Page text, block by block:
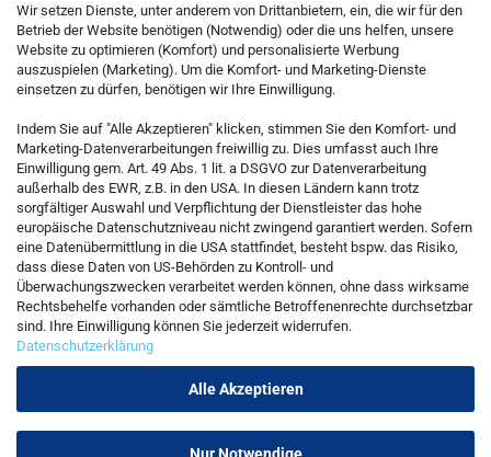
Wir setzen Dienste, unter anderem von Drittanbietern, ein, die wir für den
Betrieb der Website benötigen (Notwendig) oder die uns helfen, unsere
Website zu optimieren (Komfort) und personalisierte Werbung
auszuspielen (Marketing). Um die Komfort- und Marketing-Dienste
einsetzen zu dürfen, benötigen wir Ihre Einwilligung.
Indem Sie auf "Alle Akzeptieren" klicken, stimmen Sie den Komfort- und
Marketing-Datenverarbeitungen freiwillig zu. Dies umfasst auch Ihre
Einwilligung gem. Art. 49 Abs. 1 lit. a DSGVO zur Datenverarbeitung
außerhalb des EWR, z.B. in den USA. In diesen Ländern kann trotz
sorgfältiger Auswahl und Verpflichtung der Dienstleister das hohe
europäische Datenschutzniveau nicht zwingend garantiert werden. Sofern
eine Datenübermittlung in die USA stattfindet, besteht bspw. das Risiko,
dass diese Daten von US-Behörden zu Kontroll- und
Überwachungszwecken verarbeitet werden können, ohne dass wirksame
Rechtsbehelfe vorhanden oder sämtliche Betroffenenrechte durchsetzbar
sind. Ihre Einwilligung können Sie jederzeit widerrufen.
Datenschutzerklärung
Alle Akzeptieren
KONTAKT
Kostenfreie Service-Hotline
0800 5892815
Callback Service
Kontaktformular